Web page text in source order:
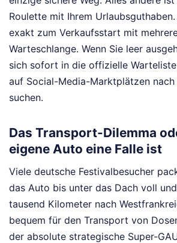
Roulette mit Ihrem
exakt zum Verkaufsstart mit
Warteschlange. Wenn Sie leer
sich sofort in die offizielle
auf Social-Media-Marktplätzen nach
suchen.
Das Transport-Dilemma
eigene Auto eine Falle ist
Viele deutsche Festivalbesucher
das Auto bis unter das Dach voll
tausend Kilometer nach
bequem für den Transport von
der absolute strategische Super-